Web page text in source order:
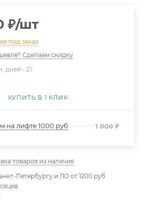
₽/шт
под заказ
Сделаем скидку
дней - 21
КУПИТЬ В 1 КЛИК
на лифте 1000 руб 1 000 ₽
товаров из наличия
Петербургу и ЛО от 1200 руб